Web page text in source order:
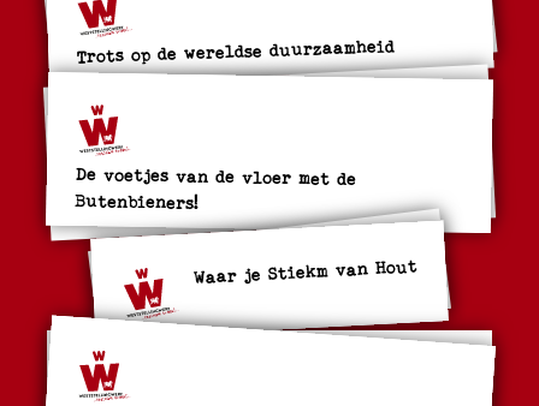
Trots op de wereldse duurzaamheid
De voetjes van de vloer met de
Butenbieners!
Waar je Stiekm van Hout